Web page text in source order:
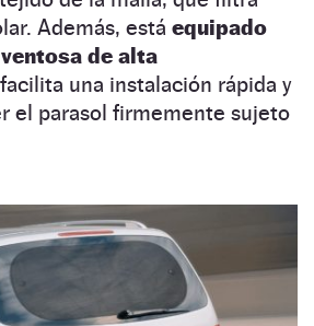
Además, está equipado
de alta
una instalación rápida y
el parasol firmemente sujeto